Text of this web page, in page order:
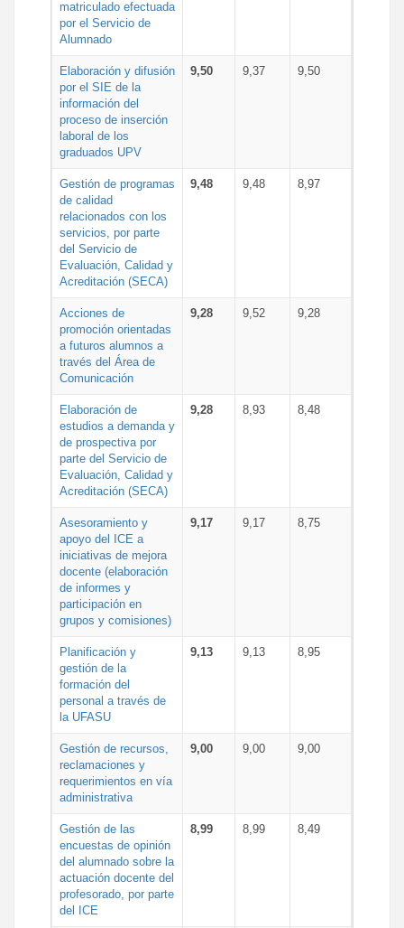
matriculado efectuada
por el Servicio de
Alumnado
Elaboración y difusión
por el SIE de la
información del
proceso de inserción
laboral de los
graduados UPV
9,50 9,37 9,50
Gestión de programas
de calidad
relacionados con los
servicios, por parte
del Servicio de
Evaluación, Calidad y
Acreditación (SECA)
9,48 9,48 8,97
Acciones de
promoción orientadas
a futuros alumnos a
través del Área de
Comunicación
9,28 9,52 9,28
Elaboración de
estudios a demanda y
de prospectiva por
parte del Servicio de
Evaluación, Calidad y
Acreditación (SECA)
9,28 8,93 8,48
Asesoramiento y
apoyo del ICE a
iniciativas de mejora
docente (elaboración
de informes y
participación en
grupos y comisiones)
9,17 9,17 8,75
Planificación y
gestión de la
formación del
personal a través de
la UFASU
9,13 9,13 8,95
Gestión de recursos,
reclamaciones y
requerimientos en vía
administrativa
9,00 9,00 9,00
Gestión de las
encuestas de opinión
del alumnado sobre la
actuación docente del
profesorado, por parte
del ICE
8,99 8,99 8,49